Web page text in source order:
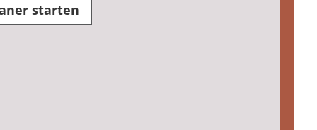
starten